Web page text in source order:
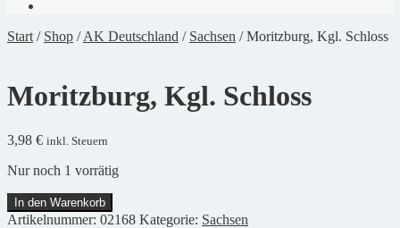
Start / Shop /AK Deutschland / Sachsen /Moritzburg, Kgl. Schloss
Moritzburg, Kgl. Schloss
3,98 € inkl. Steuern
Nur noch 1 vorrätig
Moritzburg,
Kgl.
In den Warenkorb
Artikelnummer: 02168 Kategorie: Sachsen